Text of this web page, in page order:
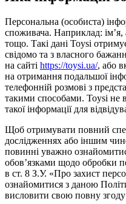
Персональна (особиста)
споживача. Наприклад:
тощо. Такі дані Toysi
свідомо та з власного
на сайті https://toysi.ua/, або
на отримання подальшої
телефонній розмові з
такими способами. Toysi не
такої інформації для
Щоб отримувати повний
дослідженнях або іншим
повинні уважно
обов’язками щодо обробки
в ст. 8 З.У. «Про захист
ознайомитися з даною
висловити свою повну